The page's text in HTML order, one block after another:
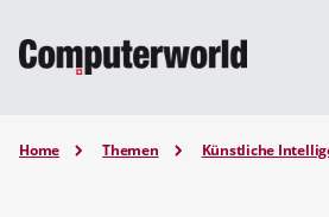
Home Themen Künstliche